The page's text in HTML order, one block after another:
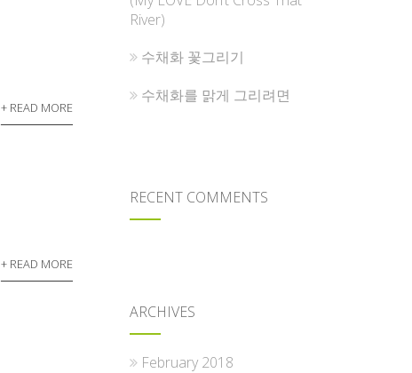
+ READ MORE
+ READ MORE
River)
수채화 꽃그리기
수채화를 맑게 그리려면
RECENT COMMENTS
ARCHIVES
February 2018